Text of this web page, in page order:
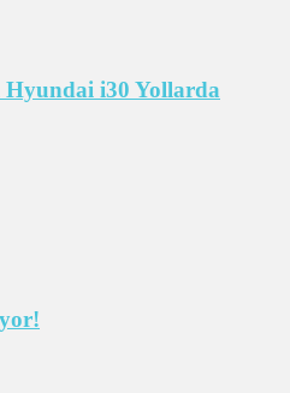
Hyundai i30 Yollarda